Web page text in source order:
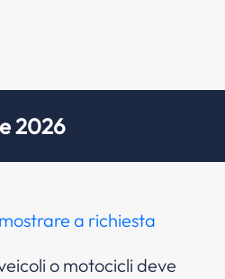
2026
a richiesta
o motocicli deve